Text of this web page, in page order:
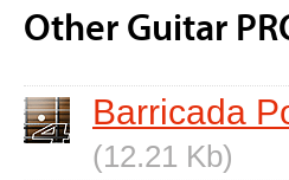
Other Guitar
Barricada
(12.21 Kb)